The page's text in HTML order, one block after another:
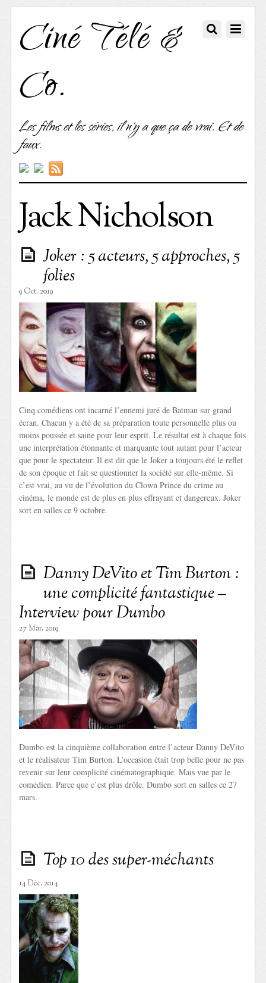
Ciné Télé &
Co.
Les films et les séries, il n'y a que ça de vrai. Et de
faux.
Jack Nicholson
Joker : 5 acteurs, 5 approches, 5
folies
9 Oct. 2019
Cinq comédiens ont incarné l’ennemi juré de Batman sur grand
écran. Chacun y a été de sa préparation toute personnelle plus ou
moins poussée et saine pour leur esprit. Le résultat est à chaque fois
une interprétation étonnante et marquante tout autant pour l’acteur
que pour le spectateur. Il est dit que le Joker a toujours été le reflet
de son époque et fait se questionner la société sur elle-même. Si
c’est vrai, au vu de l’évolution du Clown Prince du crime au
cinéma, le monde est de plus en plus effrayant et dangereux. Joker
sort en salles ce 9 octobre.
Danny DeVito et Tim Burton :
une complicité fantastique –
Interview pour Dumbo
27 Mar. 2019
Dumbo est la cinquième collaboration entre l’acteur Danny DeVito
et le réalisateur Tim Burton. L’occasion était trop belle pour ne pas
revenir sur leur complicité cinématographique. Mais vue par le
comédien. Parce que c’est plus drôle. Dumbo sort en salles ce 27
mars.
Top 10 des super-méchants
14 Déc. 2014